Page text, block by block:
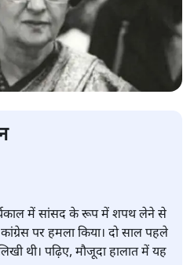
में सांसद के रूप में शपथ लेने से
पर हमला किया। दो साल पहले
थी। पढ़िए, मौजूदा हालात में यह